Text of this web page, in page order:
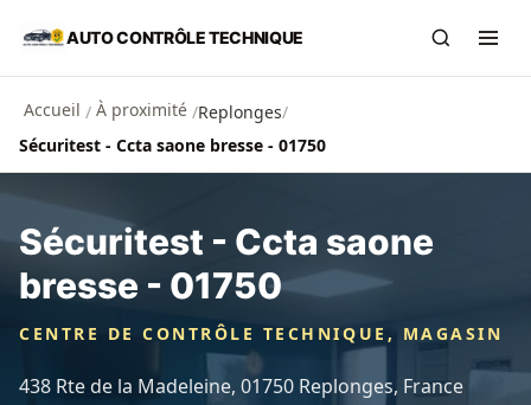
Aller au contenu principal
AUTO CONTRÔLE TECHNIQUE
Accueil / À proximité /Replonges/
Sécuritest - Ccta saone bresse - 01750
Sécuritest - Ccta saone
bresse - 01750
CENTRE DE CONTRÔLE TECHNIQUE, MAGASIN
438 Rte de la Madeleine, 01750 Replonges, France